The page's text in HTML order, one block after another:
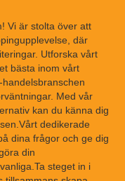
Vi är stolta över att
där
Utforska vårt
bästa inom vårt
Med vår
kan du känna dig
dedikerade
dina frågor och ge dig
din
steget in i